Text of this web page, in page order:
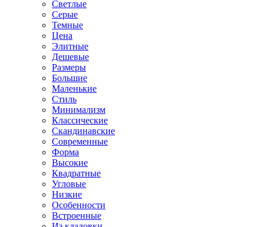
Светлые
Серые
Темные
Цена
Элитные
Дешевые
Размеры
Большие
Маленькие
Стиль
Минимализм
Классические
Скандинавские
Современные
Форма
Высокие
Квадратные
Угловые
Низкие
Особенности
Встроенные